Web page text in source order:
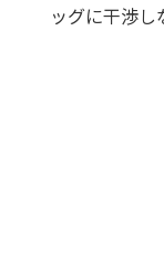
ッグに干渉し